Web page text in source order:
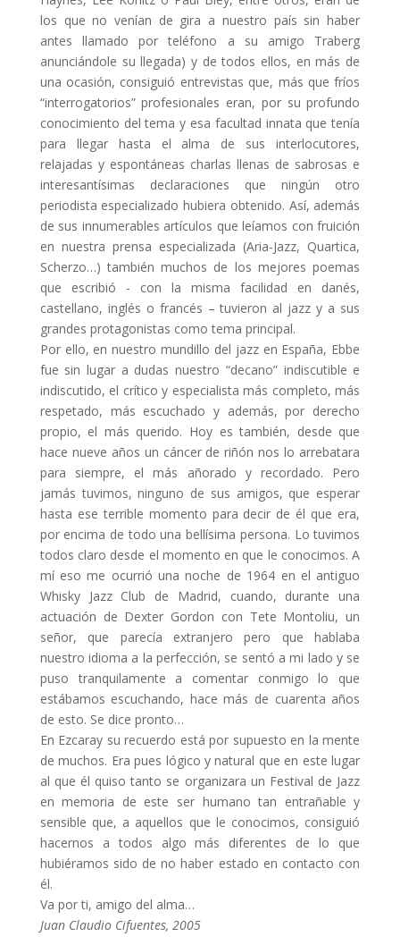
los que no venían de gira a nuestro país sin haber
antes llamado por teléfono a su amigo Traberg
anunciándole su llegada) y de todos ellos, en más de
una ocasión, consiguió entrevistas que, más que fríos
“interrogatorios” profesionales eran, por su profundo
conocimiento del tema y esa facultad innata que tenía
para llegar hasta el alma de sus interlocutores,
relajadas y espontáneas charlas llenas de sabrosas e
interesantísimas declaraciones que ningún otro
periodista especializado hubiera obtenido. Así, además
de sus innumerables artículos que leíamos con fruición
en nuestra prensa especializada (Aria-Jazz, Quartica,
Scherzo…) también muchos de los mejores poemas
que escribió - con la misma facilidad en danés,
castellano, inglés o francés – tuvieron al jazz y a sus
grandes protagonistas como tema principal.
Por ello, en nuestro mundillo del jazz en España, Ebbe
fue sin lugar a dudas nuestro “decano” indiscutible e
indiscutido, el crítico y especialista más completo, más
respetado, más escuchado y además, por derecho
propio, el más querido. Hoy es también, desde que
hace nueve años un cáncer de riñón nos lo arrebatara
para siempre, el más añorado y recordado. Pero
jamás tuvimos, ninguno de sus amigos, que esperar
hasta ese terrible momento para decir de él que era,
por encima de todo una bellísima persona. Lo tuvimos
todos claro desde el momento en que le conocimos. A
mí eso me ocurrió una noche de 1964 en el antiguo
Whisky Jazz Club de Madrid, cuando, durante una
actuación de Dexter Gordon con Tete Montoliu, un
señor, que parecía extranjero pero que hablaba
nuestro idioma a la perfección, se sentó a mi lado y se
puso tranquilamente a comentar conmigo lo que
estábamos escuchando, hace más de cuarenta años
de esto. Se dice pronto…
En Ezcaray su recuerdo está por supuesto en la mente
de muchos. Era pues lógico y natural que en este lugar
al que él quiso tanto se organizara un Festival de Jazz
en memoria de este ser humano tan entrañable y
sensible que, a aquellos que le conocimos, consiguió
hacernos a todos algo más diferentes de lo que
hubiéramos sido de no haber estado en contacto con
él.
Va por ti, amigo del alma…
Juan Claudio Cifuentes, 2005